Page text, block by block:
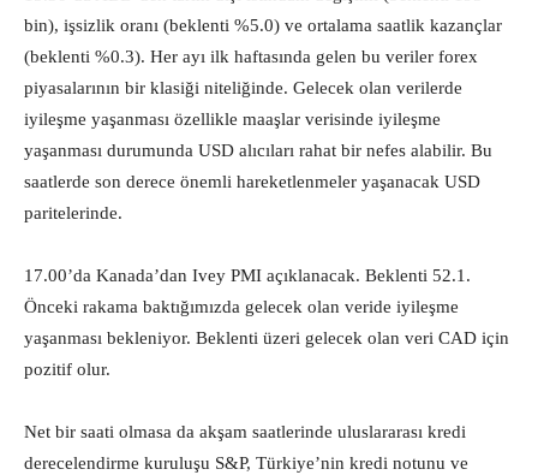
bin), işsizlik oranı (beklenti %5.0) ve ortalama saatlik kazançlar
(beklenti %0.3). Her ayı ilk haftasında gelen bu veriler forex
piyasalarının bir klasiği niteliğinde. Gelecek olan verilerde
iyileşme yaşanması özellikle maaşlar verisinde iyileşme
yaşanması durumunda USD alıcıları rahat bir nefes alabilir. Bu
saatlerde son derece önemli hareketlenmeler yaşanacak USD
paritelerinde.
17.00’da Kanada’dan Ivey PMI açıklanacak. Beklenti 52.1.
Önceki rakama baktığımızda gelecek olan veride iyileşme
yaşanması bekleniyor. Beklenti üzeri gelecek olan veri CAD için
pozitif olur.
Net bir saati olmasa da akşam saatlerinde uluslararası kredi
derecelendirme kuruluşu S&P, Türkiye’nin kredi notunu ve